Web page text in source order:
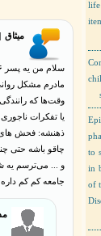
to
in
of
میثاق
مادرم مشکل
وقت‌ها که
یا تفکرات
ذهنشه: فحش های
چاقو باشه حتی
و ... می‌ترسم یه
جامعه کم کم